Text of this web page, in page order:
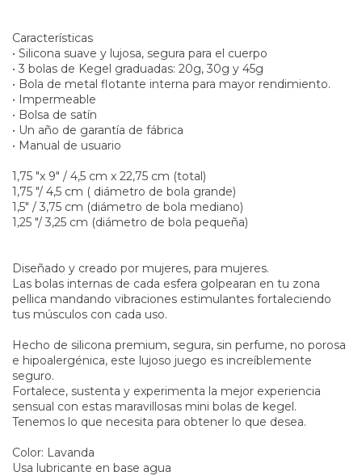
Características
• Silicona suave y lujosa, segura para el cuerpo
• 3 bolas de Kegel graduadas: 20g, 30g y 45g
• Bola de metal flotante interna para mayor rendimiento.
• Impermeable
• Bolsa de satín
• Un año de garantía de fábrica
• Manual de usuario
1,75 "x 9" / 4,5 cm x 22,75 cm (total)
1,75 "/ 4,5 cm ( diámetro de bola grande)
1,5" / 3,75 cm (diámetro de bola mediano)
1,25 "/ 3,25 cm (diámetro de bola pequeña)
Diseñado y creado por mujeres, para mujeres.
Las bolas internas de cada esfera golpearan en tu zona
pellica mandando vibraciones estimulantes fortaleciendo
tus músculos con cada uso.
Hecho de silicona premium, segura, sin perfume, no porosa
e hipoalergénica, este lujoso juego es increíblemente
seguro.
Fortalece, sustenta y experimenta la mejor experiencia
sensual con estas maravillosas mini bolas de kegel.
Tenemos lo que necesita para obtener lo que desea.
Color: Lavanda
Usa lubricante en base agua